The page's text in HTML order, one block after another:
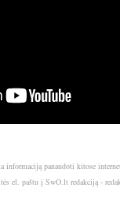
informaciją panaudoti kitose
el. paštu į SwO.lt redakciją -